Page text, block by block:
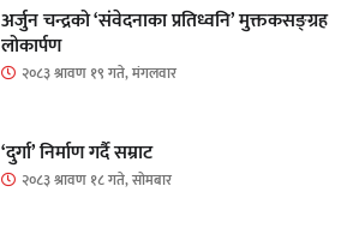
अर्जुन चन्द्रको ‘संवेदनाका प्रतिध्वनि’ मुक्तकसङ्ग्रह
लोकार्पण
२०८३ श्रावण १९ गते, मंगलवार
‘दुर्गा’ निर्माण गर्दै सम्राट
२०८३ श्रावण १८ गते, सोमबार